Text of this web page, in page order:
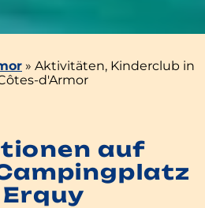
» Aktivitäten, Kinderclub in
d'Armor
auf